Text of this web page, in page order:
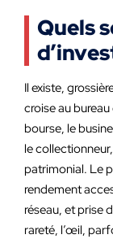
Quels
Il existe,
croise au
bourse, le
le
patrimonial. Le
rendement
réseau, et prise
rareté, l’œil,